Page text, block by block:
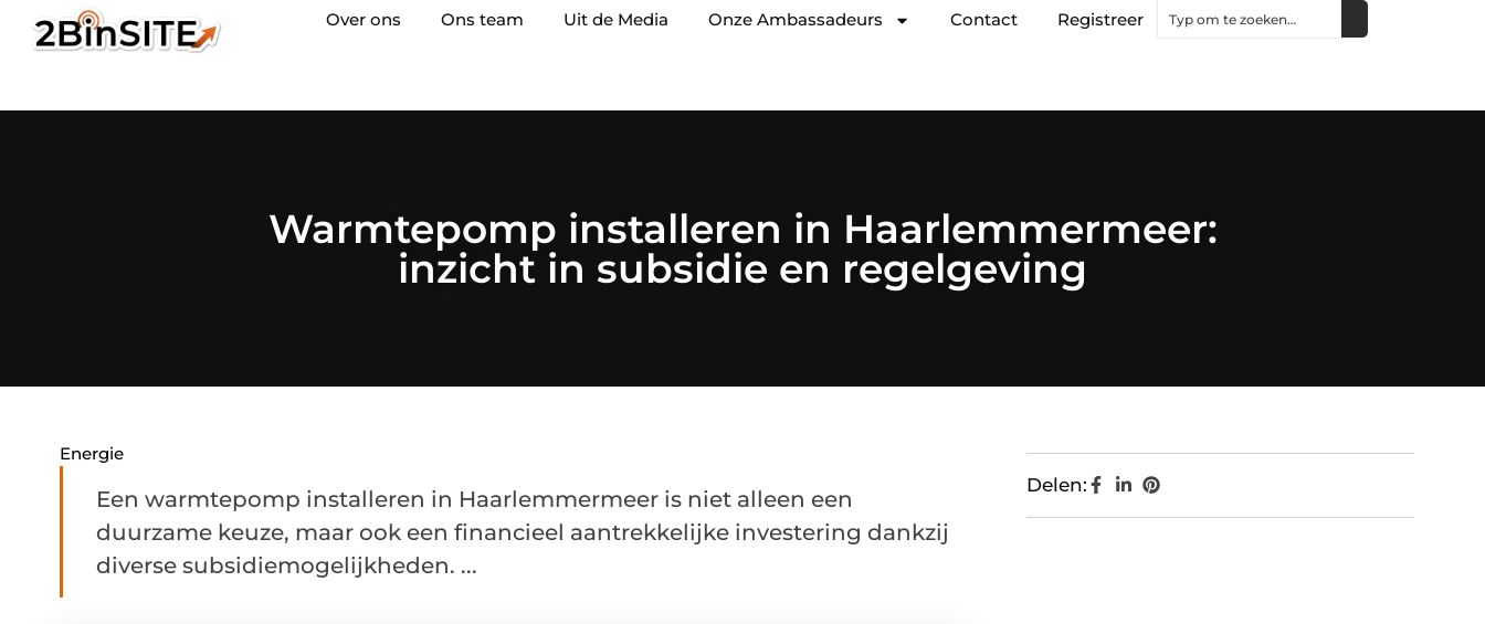
Over ons Ons team Uit de Media Onze Ambassadeurs Contact Registreer
Warmtepomp installeren in Haarlemmermeer:
inzicht in subsidie en regelgeving
Energie
Een warmtepomp installeren in Haarlemmermeer is niet alleen een
duurzame keuze, maar ook een financieel aantrekkelijke investering dankzij
diverse subsidiemogelijkheden. ...
Delen: